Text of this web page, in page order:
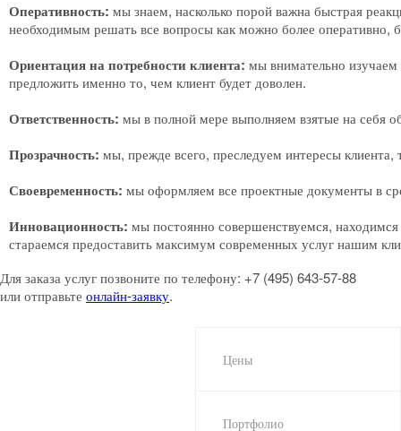
Оперативность: мы знаем, насколько порой важна быстрая
необходимым решать все вопросы как можно более оперативно,
Ориентация на потребности клиента: мы внимательно
предложить именно то, чем клиент будет доволен.
Ответственность: мы в полной мере выполняем взятые на себя
Прозрачность: мы, прежде всего, преследуем интересы
Своевременность: мы оформляем все проектные документы в
Инновационность: мы постоянно совершенствуемся,
стараемся предоставить максимум современных услуг нашим
Для заказа услуг позвоните по телефону: +7 (495) 643-57-88
или отправьте онлайн-заявку.
Цены
Портфолио